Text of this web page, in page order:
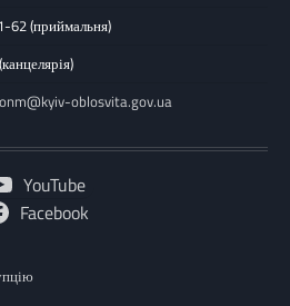
62 (приймальня)
oblosvita.gov.ua
YouTube
Facebook